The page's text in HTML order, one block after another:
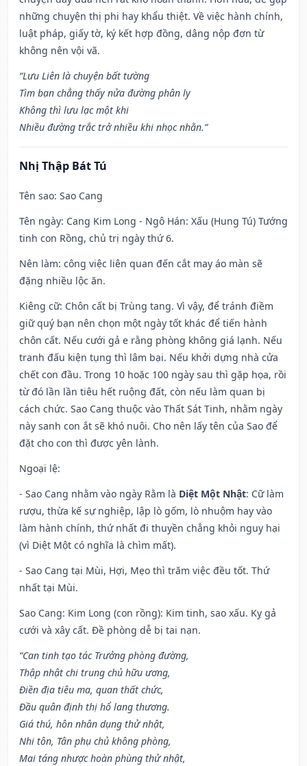
những chuyện thị phi hay khẩu thiệt. Về việc hành chính,
luật pháp, giấy tờ, ký kết hợp đồng, dâng nộp đơn từ
không nên vội vã.
“Lưu Liên là chuyện bất tường
Tìm bạn chẳng thấy nửa đường phân ly
Không thì lưu lạc một khi
Nhiều đường trắc trở nhiều khi nhọc nhằn.”
Nhị Thập Bát Tú
Tên sao: Sao Cang
Tên ngày: Cang Kim Long - Ngô Hán: Xấu (Hung Tú) Tướng
tinh con Rồng, chủ trị ngày thứ 6.
Nên làm: công việc liên quan đến cắt may áo màn sẽ
đặng nhiều lộc ăn.
Kiêng cữ: Chôn cất bị Trùng tang. Vì vậy, để tránh điềm
giữ quý bạn nên chọn một ngày tốt khác để tiến hành
chôn cất. Nếu cưới gả e rằng phòng không giá lạnh. Nếu
tranh đấu kiện tụng thì lâm bại. Nếu khởi dựng nhà cửa
chết con đầu. Trong 10 hoặc 100 ngày sau thì gặp họa, rồi
từ đó lần lần tiêu hết ruộng đất, còn nếu làm quan bị
cách chức. Sao Cang thuộc vào Thất Sát Tinh, nhằm ngày
này sanh con ắt sẽ khó nuôi. Cho nên lấy tên của Sao để
đặt cho con thì được yên lành.
Ngoại lệ:
- Sao Cang nhằm vào ngày Rằm là Diệt Một Nhật: Cữ làm
rượu, thừa kế sự nghiệp, lập lò gốm, lò nhuộm hay vào
làm hành chính, thứ nhất đi thuyền chẳng khỏi nguy hại
(vì Diệt Một có nghĩa là chìm mất).
- Sao Cang tại Mùi, Hợi, Mẹo thì trăm việc đều tốt. Thứ
nhất tại Mùi.
Sao Cang: Kim Long (con rồng): Kim tinh, sao xấu. Kỵ gả
cưới và xây cất. Đề phòng dễ bị tai nạn.
“Can tinh tạo tác Trưởng phòng đường,
Thập nhật chi trung chủ hữu ương,
Điền địa tiêu ma, quan thất chức,
Đầu quân định thị hổ lang thương.
Giá thú, hôn nhân dụng thử nhật,
Nhi tôn, Tân phụ chủ không phòng,
Mai táng nhược hoàn phùng thử nhật,